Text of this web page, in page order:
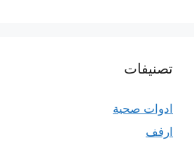
تصنيفات
ادوات صحية
ارفف